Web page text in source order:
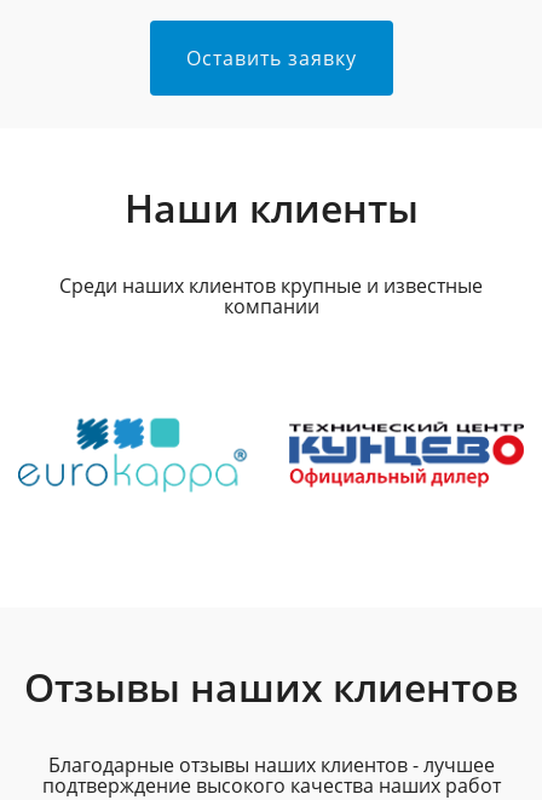
Оставить заявку
Наши клиенты
Среди наших клиентов крупные и известные
компании
Отзывы наших клиентов
Благодарные отзывы наших клиентов - лучшее
подтверждение высокого качества наших работ